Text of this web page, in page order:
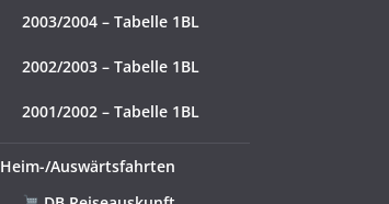
2003/2004 – Tabelle 1BL
2002/2003 – Tabelle 1BL
2001/2002 – Tabelle 1BL
Heim-/Auswärtsfahrten